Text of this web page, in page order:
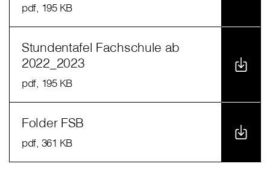
pdf, 195 KB
Stundentafel Fachschule ab
2022_2023
pdf, 195 KB
Folder FSB
pdf, 361 KB